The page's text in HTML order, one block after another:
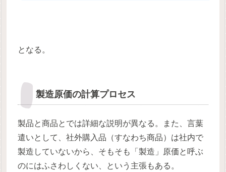
となる。
製造原価の計算プロセス
製品と商品とでは詳細な説明が異なる。また、言葉
遣いとして、社外購入品（すなわち商品）は社内で
製造していないから、そもそも「製造」原価と呼ぶ
のにはふさわしくない、という主張もある。